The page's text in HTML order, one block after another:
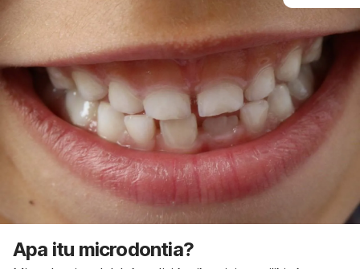
Apa itu microdontia?